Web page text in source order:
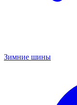
Зимние шины